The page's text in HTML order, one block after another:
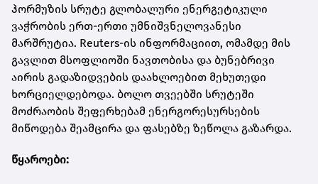
ჰორმუზის სრუტე გლობალური ენერგეტიკული
ვაჭრობის ერთ-ერთი უმნიშვნელოვანესი
მარშრუტია. Reuters-ის ინფორმაციით, ომამდე მის
გავლით მსოფლიოში ნავთობისა და ბუნებრივი
აირის გადაზიდვების დაახლოებით მეხუთედი
ხორციელდებოდა. ბოლო თვეებში სრუტეში
მოძრაობის შეფერხებამ ენერგორესურსების
მიწოდება შეამცირა და ფასებზე ზეწოლა გაზარდა.
წყაროები: